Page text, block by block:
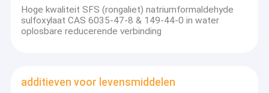
Hoge kwaliteit SFS (rongaliet) natriumformaldehyde
sulfoxylaat CAS 6035-47-8 & 149-44-0 in water
oplosbare reducerende verbinding
additieven voor levensmiddelen